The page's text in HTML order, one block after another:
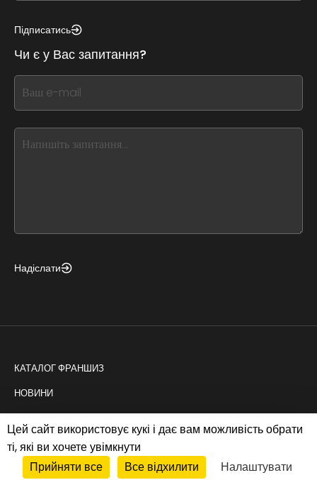
this,
this
form
field
blank
Підписатись
Чи є у Вас запитання?
If
you
this,
leave
Надіслати
КАТАЛОГ ФРАНШИЗ
НОВИНИ
КОНСАЛТИНГ
Політика cookies|Privacy policy
Цей сайт використовує кукі і дає вам можливість обрати
ті, які ви хочете увімкнути
Прийняти все
Все відхилити Налаштувати